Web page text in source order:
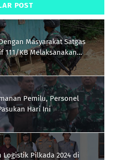
POST
Masyarakat Satgas
111/KB Melaksanakan
Pemilu, Personel
Hari Ini
Logistik Pilkada 2024 di